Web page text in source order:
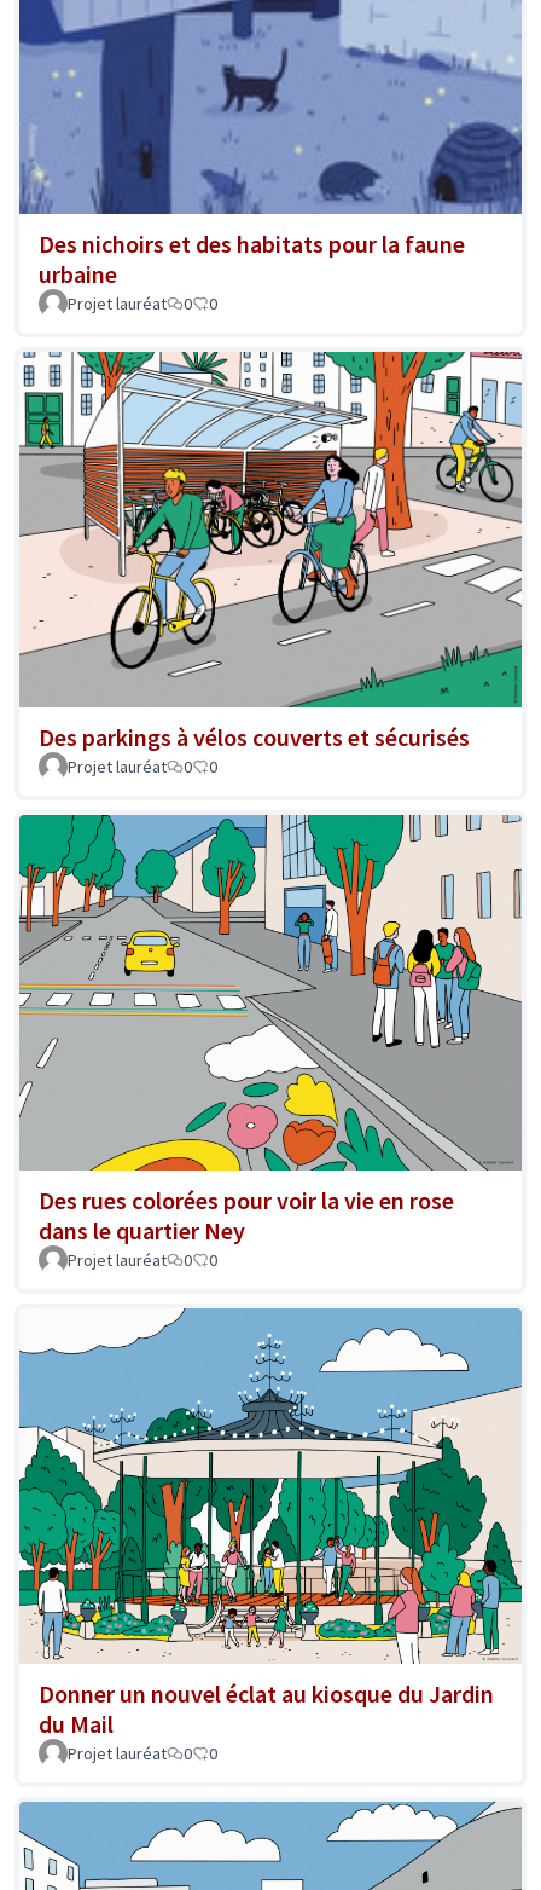
Des nichoirs et des habitats pour la faune
urbaine
Projet lauréat 0 0
Des parkings à vélos couverts et sécurisés
Projet lauréat 0 0
Des rues colorées pour voir la vie en rose
dans le quartier Ney
Projet lauréat 0 0
Donner un nouvel éclat au kiosque du Jardin
du Mail
Projet lauréat 0 0